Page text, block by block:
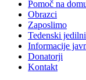
Pomoč na
Obrazci
Zaposlimo
Tedenski
Informacije
Donatorji
Kontakt